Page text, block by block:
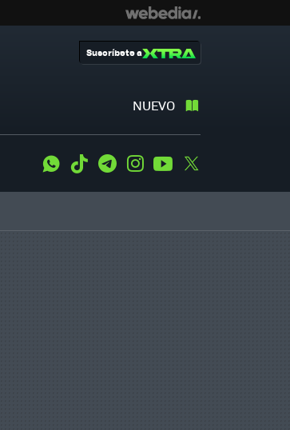
NUEVO
Suscríbete a
WhatsApp
Tiktok TelegramInstagramYoutube